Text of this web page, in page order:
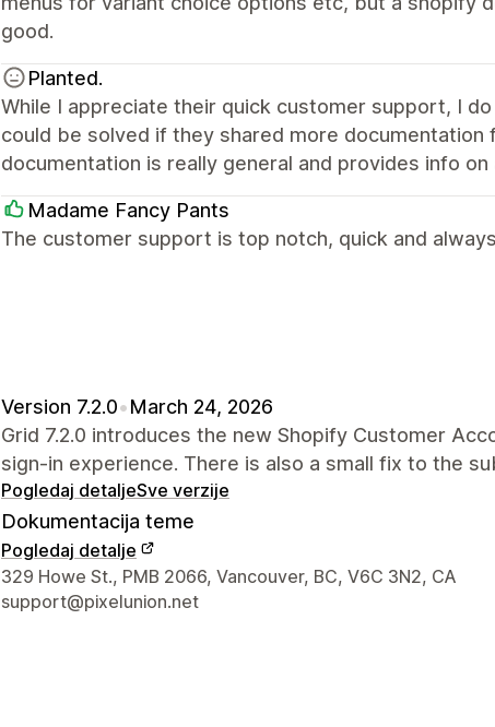
good.
Planted.
While I appreciate their quick customer support, I
could be solved if they shared more
documentation is really general and provides info on
Madame Fancy Pants
The customer support is top notch, quick and
Version 7.2.0•March 24, 2026
Grid 7.2.0 introduces the new Shopify Customer
sign-in experience. There is also a small fix to the
Pogledaj detaljeSve verzije
Dokumentacija teme
Pogledaj detalje
Podaci za kontakt dizajnera
329 Howe St., PMB 2066, Vancouver, BC, V6C 3N2, CA
support@pixelunion.net